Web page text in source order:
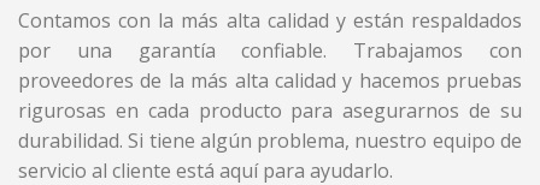
Contamos con la más alta calidad y están respaldados
por una garantía confiable. Trabajamos con
proveedores de la más alta calidad y hacemos pruebas
rigurosas en cada producto para asegurarnos de su
durabilidad. Si tiene algún problema, nuestro equipo de
servicio al cliente está aquí para ayudarlo.